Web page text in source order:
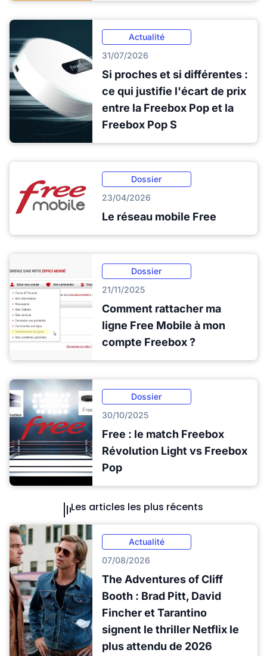
Actualité
31/07/2026
Si proches et si différentes :
ce qui justifie l'écart de prix
entre la Freebox Pop et la
Freebox Pop S
Dossier
23/04/2026
Le réseau mobile Free
Dossier
21/11/2025
Comment rattacher ma
ligne Free Mobile à mon
compte Freebox ?
Dossier
30/10/2025
Free : le match Freebox
Révolution Light vs Freebox
Pop
Les articles les plus récents
Actualité
07/08/2026
The Adventures of Cliff
Booth : Brad Pitt, David
Fincher et Tarantino
signent le thriller Netflix le
plus attendu de 2026